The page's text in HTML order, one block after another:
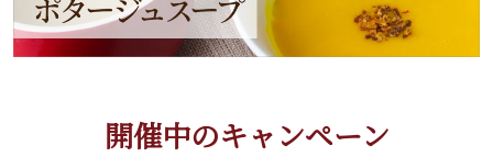
開催中のキャンペーン